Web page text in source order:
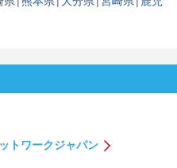
トワークジャパン